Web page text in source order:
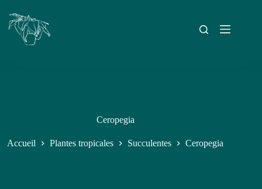
Ceropegia
Accueil Plantes tropicales Succulentes Ceropegia